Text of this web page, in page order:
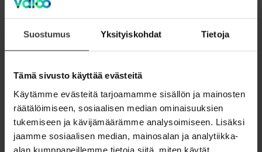
Suostumus Yksityiskohdat Tietoja
Tämä sivusto käyttää evästeitä
Käytämme evästeitä tarjoamamme sisällön ja mainosten
räätälöimiseen, sosiaalisen median ominaisuuksien
tukemiseen ja kävijämäärämme analysoimiseen. Lisäksi
jaamme sosiaalisen median, mainosalan ja analytiikka-
alan kumppaneillemme tietoja siitä, miten käytät
Kuidun puhallus ja teletyöt
Käyttöönotto
Jälkityöt ja ennallistaminen
Laskutus